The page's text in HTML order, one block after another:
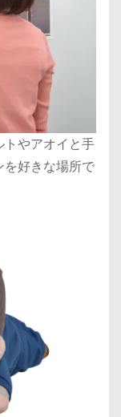
やアオイと手
を好きな場所で